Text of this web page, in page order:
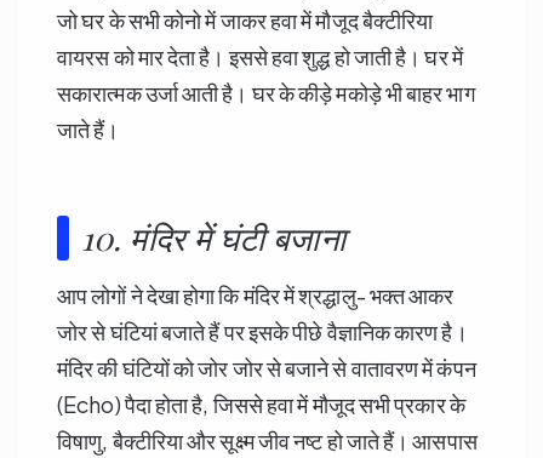
जो घर के सभी कोनो में जाकर हवा में मौजूद बैक्टीरिया
वायरस को मार देता है। इससे हवा शुद्ध हो जाती है। घर में
सकारात्मक उर्जा आती है। घर के कीड़े मकोड़े भी बाहर भाग
जाते हैं।
10. मंदिर में घंटी बजाना
आप लोगों ने देखा होगा कि मंदिर में श्रद्धालु- भक्त आकर
जोर से घंटियां बजाते हैं पर इसके पीछे वैज्ञानिक कारण है।
मंदिर की घंटियों को जोर जोर से बजाने से वातावरण में कंपन
(Echo) पैदा होता है, जिससे हवा में मौजूद सभी प्रकार के
विषाणु, बैक्टीरिया और सूक्ष्म जीव नष्ट हो जाते हैं। आसपास